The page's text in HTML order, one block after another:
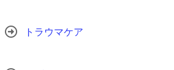
トラウマケア